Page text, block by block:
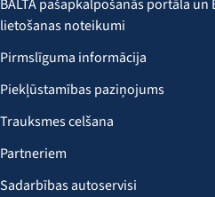
BALTA pašapkalpošanās portāla un
lietošanas noteikumi
Pirmslīguma informācija
Piekļūstamības paziņojums
Trauksmes celšana
Partneriem
Sadarbības autoservisi